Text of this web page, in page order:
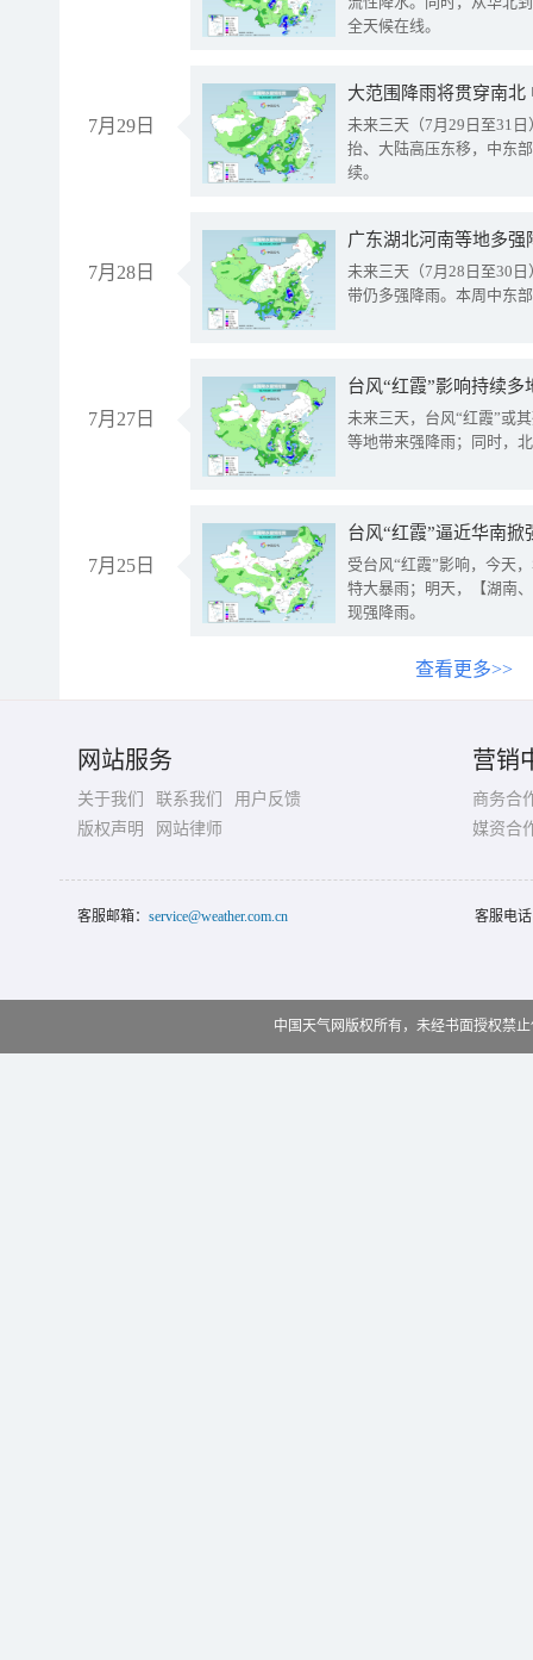
全天候在线。
7月29日
大范围降雨将贯穿南
未来三天（7月29日至31
抬、大陆高压东移，中东
续。
7月28日
广东湖北河南等地多
未来三天（7月28日至30
带仍多强降雨。本周中东
7月27日
台风“红霞”影响持续
未来三天，台风“红霞”或
等地带来强降雨；同时，
7月25日
台风“红霞”逼近华南
受台风“红霞”影响，今天
特大暴雨；明天，【湖南
现强降雨。
查看更多>>
网站服务
关于我们 联系我们
用户反馈
版权声明
网站律师
营销
商务合
媒资合
客服邮箱： service@weather.com.cn 客服电
中国天气网版权所有，未经书面授权